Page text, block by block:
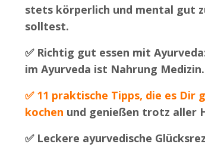
stets körperlich und mental gut
solltest.
✅ Richtig gut essen mit
im Ayurveda ist Nahrung Medizin.
✅ 11 praktische Tipps, die es Dir
kochen und genießen trotz aller
✅ Leckere ayurvedische